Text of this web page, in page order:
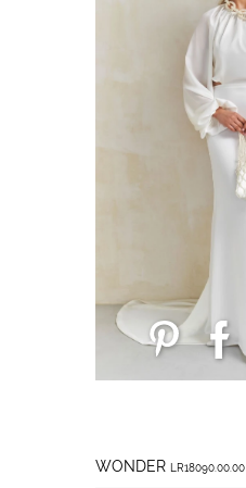
WONDER LR18090.00.00